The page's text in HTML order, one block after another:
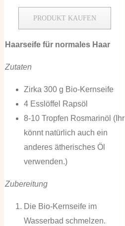
PRODUKT KAUFEN
Haarseife für normales Haar
Zutaten
Zirka 300 g Bio-Kernseife
4 Esslöffel Rapsöl
8-10 Tropfen Rosmarinöl (Ihr
könnt natürlich auch ein
anderes ätherisches Öl
verwenden.)
Zubereitung
Die Bio-Kernseife im
Wasserbad schmelzen.